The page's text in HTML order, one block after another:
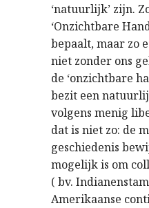
‘natuurlijk’ zijn.
‘Onzichtbare
bepaalt, maar zo
niet zonder ons
de ‘onzichtbare
bezit een
volgens menig
dat is niet zo: de
geschiedenis
mogelijk is om
( bv.
Amerikaanse